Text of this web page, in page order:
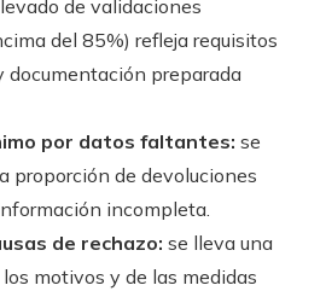
de validaciones
del 85%) refleja requisitos
documentación preparada
por datos faltantes: se
proporción de devoluciones
incompleta.
de rechazo: se lleva una
motivos y de las medidas